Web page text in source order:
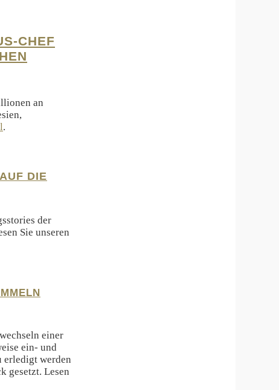
CHEF
an
.
DIE
der
Sie unseren
einer
ein- und
erledigt werden
gesetzt. Lesen